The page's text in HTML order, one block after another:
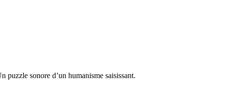
puzzle sonore d’un humanisme saisissant.